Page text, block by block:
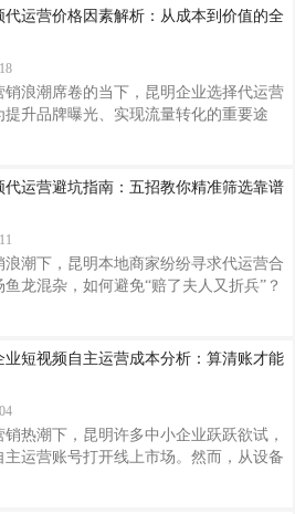
短视频代运营公司宣称拥有丰富的平台
人脉关系，能与各大短视频平台的官方
作，为企业争取到优质的推广位置和流量
听闻后，往往满怀期待地与之签约。但合
发现，代运营方根本无法兑现承诺。他们
不过是口头上的吹嘘，没有实际的渠道
带来真正的流量和曝光。比如，
代运营价格因素解析：从成本到价值的全
销浪潮席卷的当下，昆明企业选择代运营
提升品牌曝光、实现流量转化的重要途
心影响因素涉及服务内容、团队能力、行
个维度。本文将从四大关键角度解析昆明
营的定价逻辑，帮助企业理性选择合作伙
务内容与深度：基础套餐与定制化方案的
营价格的首要差异源于服务范围。基础套
账号搭建、日常内容发布及简单互动，价
元/月，适合初创企业或预算有限者。
则涵盖脚本创作、专业拍摄、后期
代运营避坑指南：五招教你精准筛选靠谱
浪潮下，昆明本地商家纷纷寻求代运营合
龙混杂，如何避免“赔了夫人又折兵”？
惕“低价陷阱”，拒绝“套餐绑架”昆明部分
以“999元包月”“买一送十”等低价噱头吸引
通过模板化内容批量生产，甚至用“僵尸
坑关键：要求对方提供分阶段报价明
容创作、拍摄剪辑、账号运营等核心环节
警惕“全包价”背后的隐性收费。二、查
性，拒绝“盗图造假”部分团队盗用其他城
甚至用“虚构数据
业短视频自主运营成本分析：算清账才能
热潮下，昆明许多中小企业跃跃欲试，
主运营账号打开线上市场。然而，从设备
期。本文以昆明本地中小企业为样本，拆